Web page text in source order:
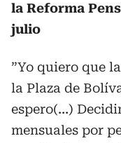
la Reforma
julio
”Yo quiero que
la Plaza de
espero(…)
mensuales por